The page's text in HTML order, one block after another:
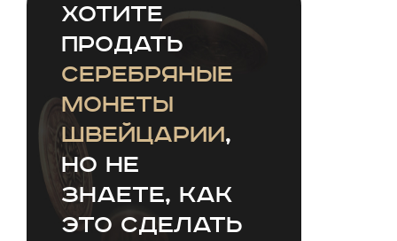
Хотите
продать
серебряные
монеты
Швейцарии,
но не
знаете, как
это сделать